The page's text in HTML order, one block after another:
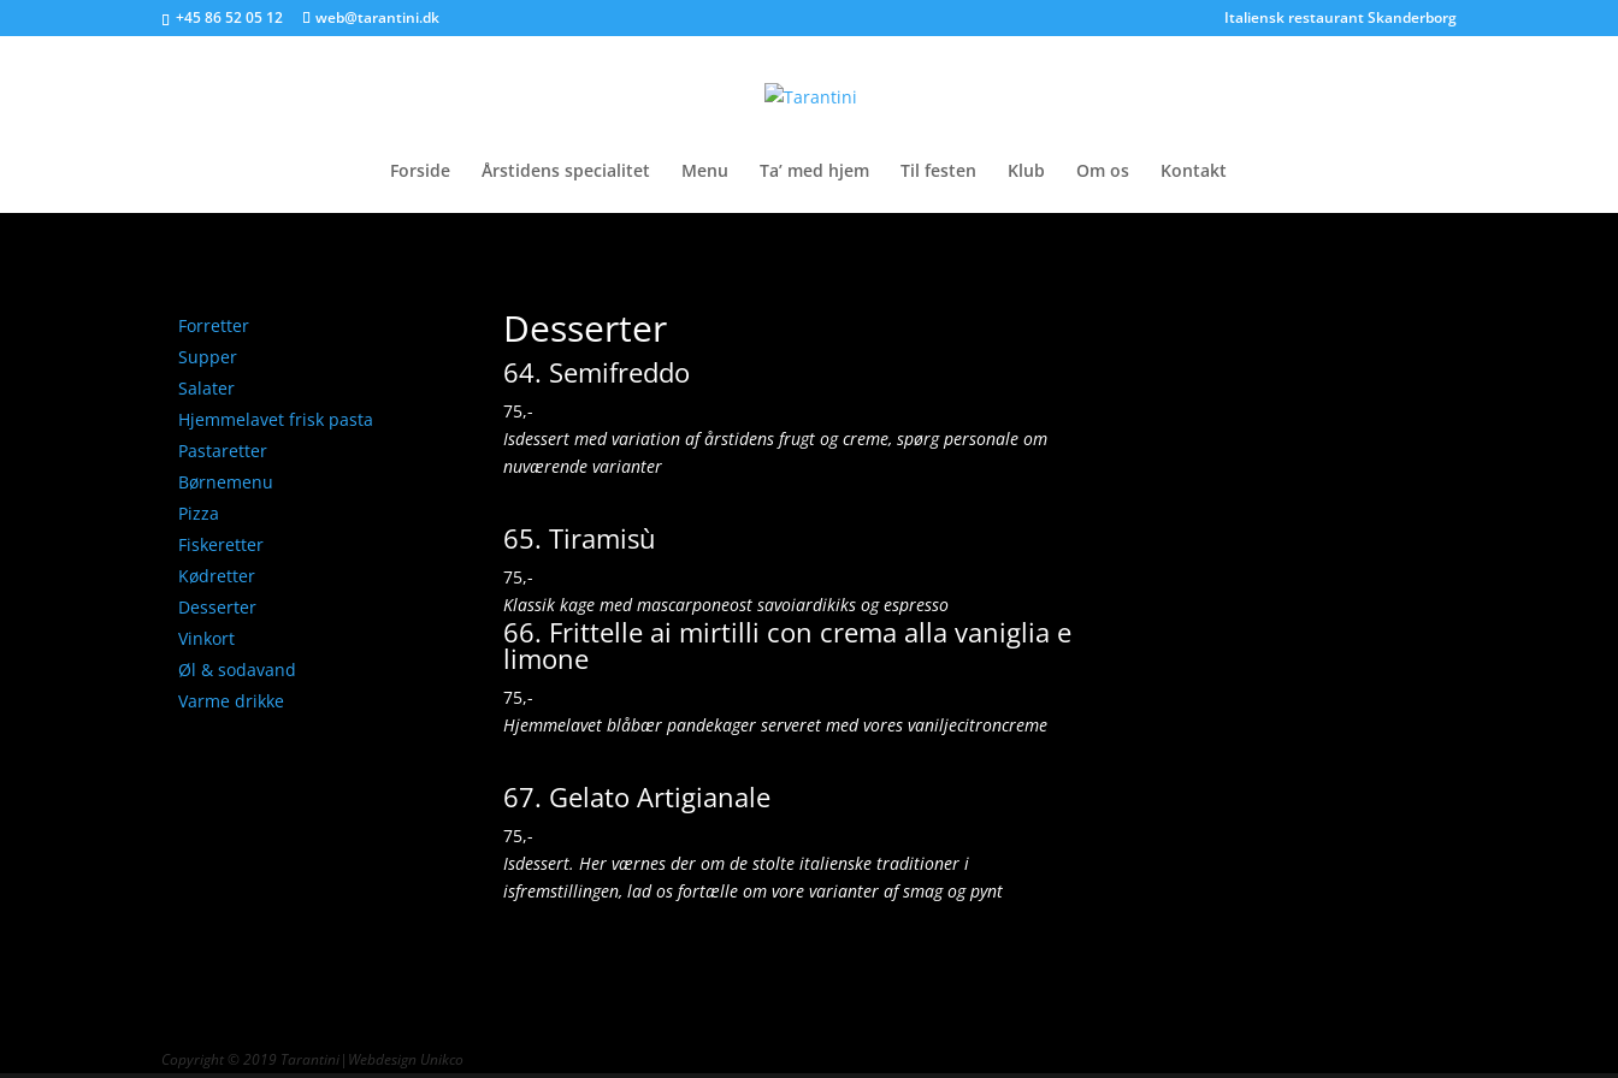
+45 86 52 05 12 web@tarantini.dk Italiensk restaurant Skanderborg
Forside Årstidens specialitet Menu Ta’ med hjem Til festen Klub Om os Kontakt
Forretter
Supper
Salater
Hjemmelavet frisk pasta
Pastaretter
Børnemenu
Pizza
Fiskeretter
Kødretter
Desserter
Vinkort
Øl & sodavand
Varme drikke
Desserter
64. Semifreddo
75,-
Isdessert med variation af årstidens frugt og creme, spørg personale om
nuværende varianter
65. Tiramisù
75,-
Klassik kage med mascarponeost savoiardikiks og espresso
66. Frittelle ai mirtilli con crema alla vaniglia e
limone
75,-
Hjemmelavet blåbær pandekager serveret medvores vaniljecitroncreme
67. Gelato Artigianale
75,-
Isdessert. Her værnes der om de stolte italienske traditioner i
isfremstillingen, lad os fortælle om vore varianter af smag og pynt
Copyright © 2019 Tarantini|Webdesign Unikco